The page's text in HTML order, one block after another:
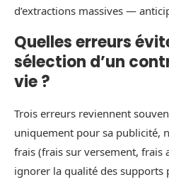
d’extractions massives —
Quelles erreurs
sélection d’un
vie ?
Trois erreurs reviennent
uniquement pour sa publicité,
frais (frais sur versement, frais
ignorer la qualité des supports